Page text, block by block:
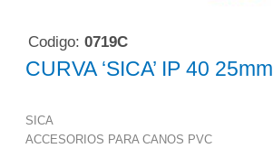
Codigo: 0719C
CURVA ‘SICA’ IP 40 25mm
SICA
ACCESORIOS PARA CANOS PVC